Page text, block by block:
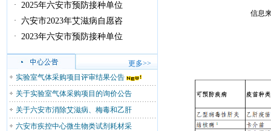
· 2025年六安市预防接种单位
· 六安市2023年艾滋病自愿咨
· 2023年六安市预防接种单位
更多>>
实验室气体采购项目评审结果公告
关于实验室气体采购项目的询价公告
关于六安市消除艾滋病、梅毒和乙肝
六安市疾控中心微生物类试剂耗材采
信息